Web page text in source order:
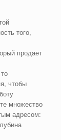
того,
продает
чтобы
множество
адресом: